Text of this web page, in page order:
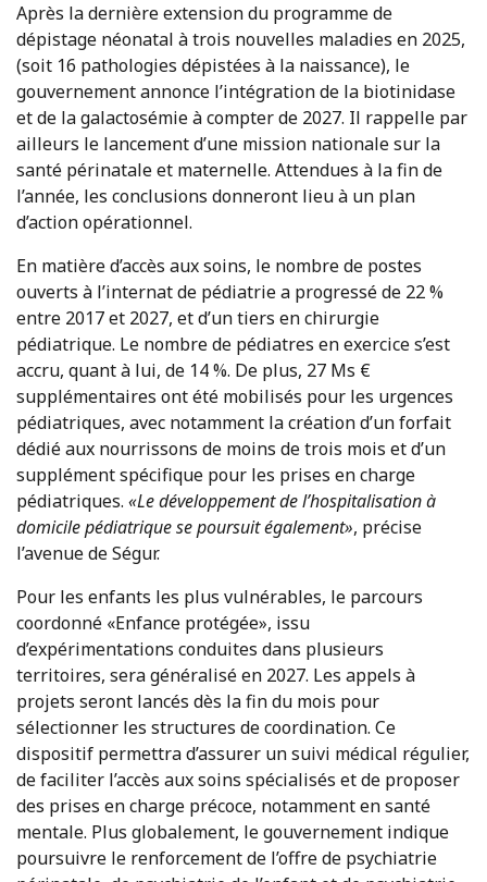
Après la dernière extension du programme de
dépistage néonatal à trois nouvelles maladies en 2025,
(soit 16 pathologies dépistées à la naissance), le
gouvernement annonce l’intégration de la biotinidase
et de la galactosémie à compter de 2027. Il rappelle par
ailleurs le lancement d’une mission nationale sur la
santé périnatale et maternelle. Attendues à la fin de
l’année, les conclusions donneront lieu à un plan
d’action opérationnel.
En matière d’accès aux soins, le nombre de postes
ouverts à l’internat de pédiatrie a progressé de 22 %
entre 2017 et 2027, et d’un tiers en chirurgie
pédiatrique. Le nombre de pédiatres en exercice s’est
accru, quant à lui, de 14 %. De plus, 27 Ms €
supplémentaires ont été mobilisés pour les urgences
pédiatriques, avec notamment la création d’un forfait
dédié aux nourrissons de moins de trois mois et d’un
supplément spécifique pour les prises en charge
pédiatriques. «Le développement de l’hospitalisation à
domicile pédiatrique se poursuit également», précise
l’avenue de Ségur.
Pour les enfants les plus vulnérables, le parcours
coordonné «Enfance protégée», issu
d’expérimentations conduites dans plusieurs
territoires, sera généralisé en 2027. Les appels à
projets seront lancés dès la fin du mois pour
sélectionner les structures de coordination. Ce
dispositif permettra d’assurer un suivi médical régulier,
de faciliter l’accès aux soins spécialisés et de proposer
des prises en charge précoce, notamment en santé
mentale. Plus globalement, le gouvernement indique
poursuivre le renforcement de l’offre de psychiatrie